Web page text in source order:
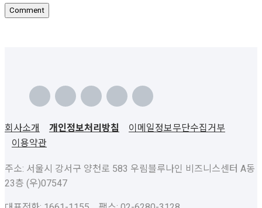
회사소개 개인정보처리방침
이메일정보무단수집거부
이용약관
주소: 서울시 강서구 양천로 583 우림블루나인 비즈니스센터 A동
23층 (우)07547